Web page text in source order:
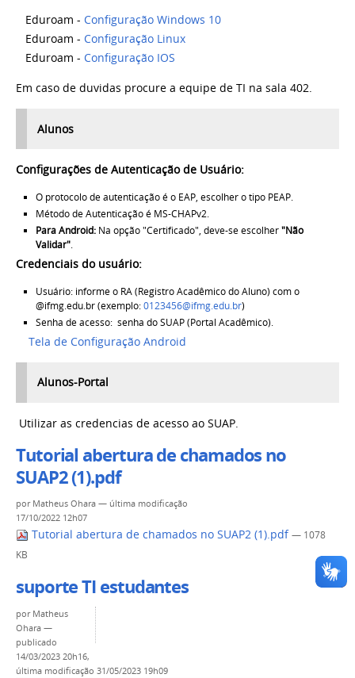
Eduroam - Configuração Windows 10
Eduroam - Configuração Linux
Eduroam - Configuração IOS
Em caso de duvidas procure a equipe de TI na sala 402.
Alunos
Configurações de Autenticação de Usuário:
O protocolo de autenticação é o EAP, escolher o tipo PEAP.
Método de Autenticação é MS-CHAPv2.
Para Android: Na opção "Certificado", deve-se escolher"Não
Validar".
Credenciais do usuário:
Usuário: informe o RA (Registro Acadêmico do Aluno) com o
@ifmg.edu.br (exemplo:0123456@ifmg.edu.br)
Senha de acesso: senha do SUAP (Portal Acadêmico).
Tela de Configuração Android
Alunos-Portal
Utilizar as credencias de acesso ao SUAP.
Tutorial abertura de chamados no
SUAP2 (1).pdf
por Matheus Ohara — última modificação
17/10/2022 12h07
Tutorial abertura de chamados no SUAP2 (1).pdf — 1078
KB
suporte TI estudantes
por Matheus
Ohara —
publicado
14/03/2023 20h16,
última modificação 31/05/2023 19h09